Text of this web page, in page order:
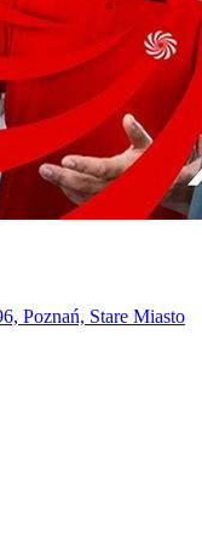
Poznań, Stare Miasto